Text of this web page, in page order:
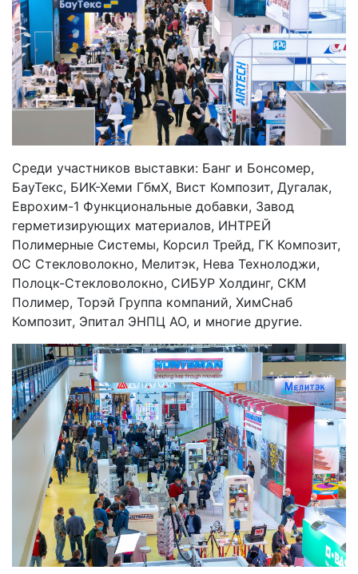
Среди участников выставки: Банг и Бонсомер,
БауТекс, БИК-Хеми ГбмХ, Вист Композит, Дугалак,
Еврохим-1 Функциональные добавки, Завод
герметизирующих материалов, ИНТРЕЙ
Полимерные Системы, Корсил Трейд, ГК Композит,
ОС Стекловолокно, Мелитэк, Нева Технолоджи,
Полоцк-Стекловолокно, СИБУР Холдинг, СКМ
Полимер, Торэй Группа компаний, ХимСнаб
Композит, Эпитал ЭНПЦ АО, и многие другие.